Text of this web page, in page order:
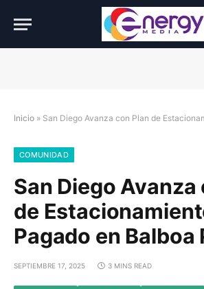
Inicio » San Diego Avanza con Plan de
COMUNIDAD
San Diego Avanza
de
Pagado en Balboa
SEPTIEMBRE 17, 2025 3 MINS READ